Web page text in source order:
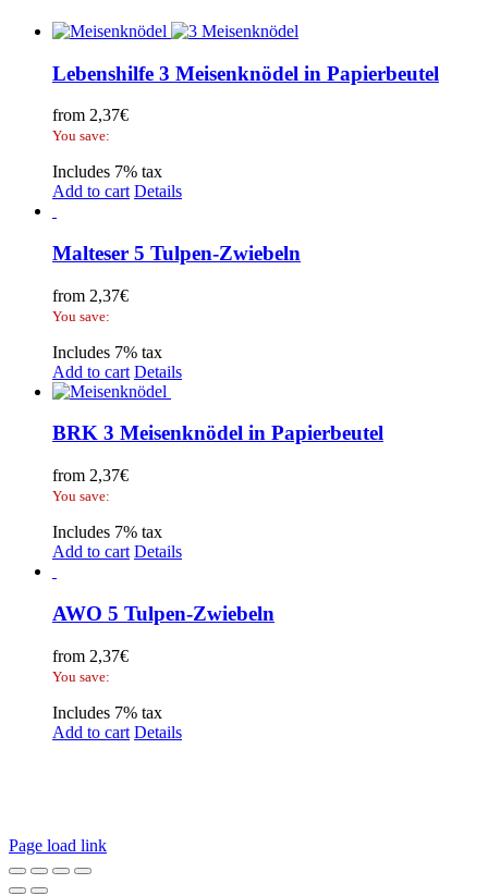
Lebenshilfe 3 Meisenknödel in Papierbeutel
from 2,37€
You save:
Includes 7% tax
Add to cart Details
Malteser 5 Tulpen-Zwiebeln
from 2,37€
You save:
Includes 7% tax
Add to cart Details
BRK 3 Meisenknödel in Papierbeutel
from 2,37€
You save:
Includes 7% tax
Add to cart Details
AWO 5 Tulpen-Zwiebeln
from 2,37€
You save:
Includes 7% tax
Add to cart Details
Page load link